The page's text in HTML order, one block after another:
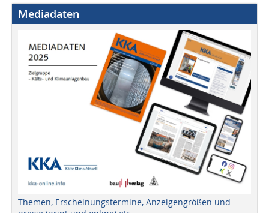
Mediadaten
Themen, Erscheinungstermine, Anzeigengrößen und -